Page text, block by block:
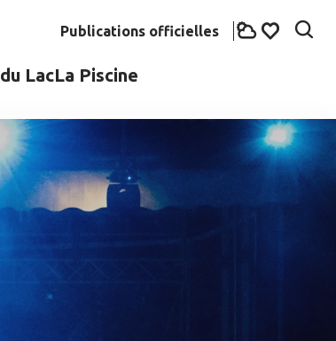
Publications officielles
LacLa Piscine